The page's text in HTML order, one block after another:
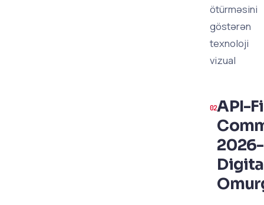
ötürməsini
göstərən
texnoloji
vizual
API-